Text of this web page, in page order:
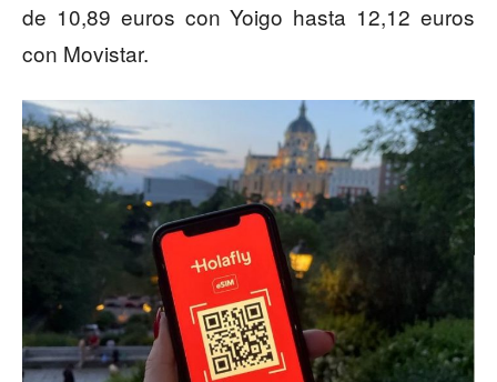
de 10,89 euros con Yoigo hasta 12,12 euros
con Movistar.